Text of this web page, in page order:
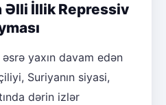
Əlli İllik Repressiv
yaxın davam edən
Suriyanın siyasi,
dərin izlər